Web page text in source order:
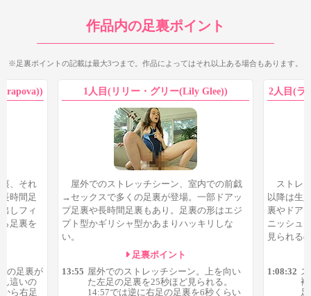
ころもありましたが、ひとまずエジプト型としています。
を伸ばすストレッチや前屈などの足裏を見ることができます。長
短時間な足裏が多めです。
ただそんな中でもドアップ足裏はあり、16:52の胡坐をかいて
いるような体勢で両足のドアップ足裏が2秒ほど、さらに17:43の
前屈シーンでは右足の足裏を近めで15秒ほど見ることができま
見え具合もやや微妙なものが多いですが、ストレッチ中の足裏
というだけでもちょっとドキッとするものがあるので、そういっ
たさりげない足裏に興奮できる方にはオススメなシーンでしょ
作品内の足裏ポイント
※足裏ポイントの記載は最大3つまで。作品によってはそれ以上ある場合もあります。
、それ
時間足
しフィ
足裏を
の足裏が
這いの
ら右足
1人目(リリー・グリー(Lily Glee))
屋外でのストレッチシーン、室内での前戯
→セックスで多くの足裏が登場。一部ドアッ
プ足裏や長時間足裏もあり。足裏の形はエジ
プト型かギリシャ型かあまりハッキリしな
い。
足裏ポイント
13:55 屋外でのストレッチシーン。上を向い
た左足の足裏を25秒ほど見られる。
14:57では逆に右足の足裏を6秒くらい
2人目(ラ
ストレ
以降は生
裏やドア
ニッシュ
見られる
1:08:32